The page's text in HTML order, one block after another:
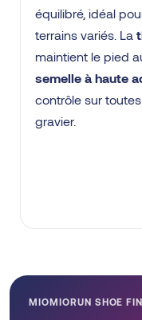
équilibré, idéal
terrains variés. La
maintient le pied
semelle à haute
contrôle sur
gravier.
MIOMIORUN SHOE